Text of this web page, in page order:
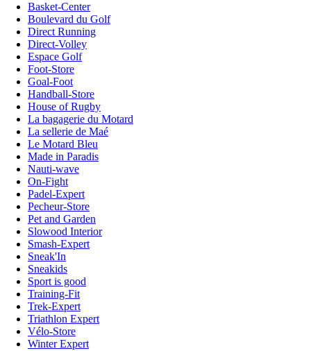
Basket-Center
Boulevard du Golf
Direct Running
Direct-Volley
Espace Golf
Foot-Store
Goal-Foot
Handball-Store
House of Rugby
La bagagerie du Motard
La sellerie de Maé
Le Motard Bleu
Made in Paradis
Nauti-wave
On-Fight
Padel-Expert
Pecheur-Store
Pet and Garden
Slowood Interior
Smash-Expert
Sneak'In
Sneakids
Sport is good
Training-Fit
Trek-Expert
Triathlon Expert
Vélo-Store
Winter Expert